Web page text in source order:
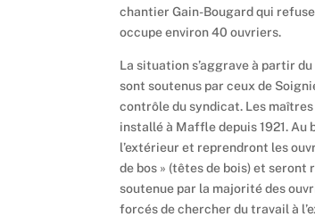
chantier Gain-Bougard qui
occupe environ 40 ouvriers.
La situation s’aggrave à partir
sont soutenus par ceux de
contrôle du syndicat. Les
installé à Maffle depuis 1921. Au
l’extérieur et reprendront les
de bos » (têtes de bois) et
soutenue par la majorité des
forcés de chercher du travail à